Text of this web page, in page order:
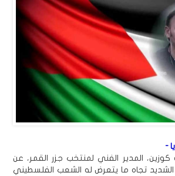
-
كوزين، المدير الفني لمنتخب جزر القمر، عن
تجاه ما يتعرض له الشعب الفلسطيني